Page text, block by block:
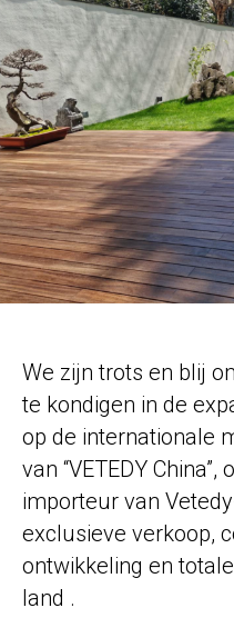
We zijn trots en blij
te kondigen in de
op de internationale
van “VETEDY
importeur van
exclusieve verkoop,
ontwikkeling en
land .